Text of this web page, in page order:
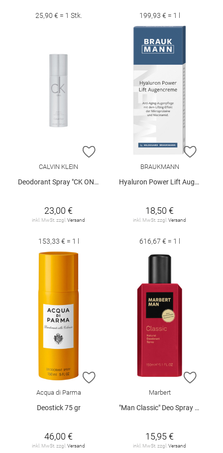
25,90 € = 1 Stk. 199,93 € = 1 l
ZUR WUNSCHLISTE HINZUFÜGEN
CALVIN KLEIN
Deodorant Spray "CK ONE", 150 ml
23,00 €
inkl. MwSt. zzgl. Versand
153,33 € = 1 l
ZUR
BRAUKMANN
Hyaluron Power Lift Augencreme
18,50 €
inkl. MwSt. zzgl. Versand
616,67 € = 1 l
ZUR WUNSCHLISTE HINZUFÜGEN
Acqua di Parma
Deostick 75 gr
46,00 €
inkl. MwSt. zzgl. Versand
ZUR
Marbert
"Man Classic" Deo Spray 150 ml
15,95 €
inkl. MwSt. zzgl. Versand